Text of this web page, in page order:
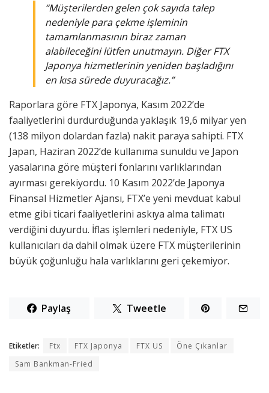
“Müşterilerden gelen çok sayıda talep
nedeniyle para çekme işleminin
tamamlanmasının biraz zaman
alabileceğini lütfen unutmayın. Diğer FTX
Japonya hizmetlerinin yeniden başladığını
en kısa sürede duyuracağız.”
Raporlara göre FTX Japonya, Kasım 2022’de
faaliyetlerini durdurduğunda yaklaşık 19,6 milyar yen
(138 milyon dolardan fazla) nakit paraya sahipti. FTX
Japan, Haziran 2022’de kullanıma sunuldu ve Japon
yasalarına göre müşteri fonlarını varlıklarından
ayırması gerekiyordu. 10 Kasım 2022’de Japonya
Finansal Hizmetler Ajansı, FTX’e yeni mevduat kabul
etme gibi ticari faaliyetlerini askıya alma talimatı
verdiğini duyurdu. İflas işlemleri nedeniyle, FTX US
kullanıcıları da dahil olmak üzere FTX müşterilerinin
büyük çoğunluğu hala varlıklarını geri çekemiyor.
Paylaş Tweetle
Etiketler: Ftx FTX Japonya FTX US
Öne Çıkanlar
Sam Bankman-Fried